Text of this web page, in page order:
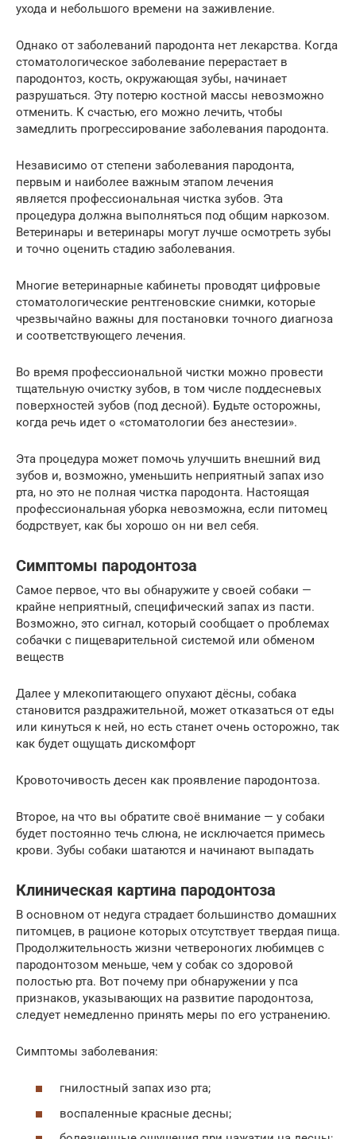
ухода и небольшого времени на заживление.
Однако от заболеваний пародонта нет лекарства. Когда
стоматологическое заболевание перерастает в
пародонтоз, кость, окружающая зубы, начинает
разрушаться. Эту потерю костной массы невозможно
отменить. К счастью, его можно лечить, чтобы
замедлить прогрессирование заболевания пародонта.
Независимо от степени заболевания пародонта,
первым и наиболее важным этапом лечения
является профессиональная чистка зубов. Эта
процедура должна выполняться под общим наркозом.
Ветеринары и ветеринары могут лучше осмотреть зубы
и точно оценить стадию заболевания.
Многие ветеринарные кабинеты проводят цифровые
стоматологические рентгеновские снимки, которые
чрезвычайно важны для постановки точного диагноза
и соответствующего лечения.
Во время профессиональной чистки можно провести
тщательную очистку зубов, в том числе поддесневых
поверхностей зубов (под десной). Будьте осторожны,
когда речь идет о «стоматологии без анестезии».
Эта процедура может помочь улучшить внешний вид
зубов и, возможно, уменьшить неприятный запах изо
рта, но это не полная чистка пародонта. Настоящая
профессиональная уборка невозможна, если питомец
бодрствует, как бы хорошо он ни вел себя.
Симптомы пародонтоза
Самое первое, что вы обнаружите у своей собаки —
крайне неприятный, специфический запах из пасти.
Возможно, это сигнал, который сообщает о проблемах
собачки с пищеварительной системой или обменом
веществ
Далее у млекопитающего опухают дёсны, собака
становится раздражительной, может отказаться от еды
или кинуться к ней, но есть станет очень осторожно, так
как будет ощущать дискомфорт
Кровоточивость десен как проявление пародонтоза.
Второе, на что вы обратите своё внимание — у собаки
будет постоянно течь слюна, не исключается примесь
крови. Зубы собаки шатаются и начинают выпадать
Клиническая картина пародонтоза
В основном от недуга страдает большинство домашних
питомцев, в рационе которых отсутствует твердая пища.
Продолжительность жизни четвероногих любимцев с
пародонтозом меньше, чем у собак со здоровой
полостью рта. Вот почему при обнаружении у пса
признаков, указывающих на развитие пародонтоза,
следует немедленно принять меры по его устранению.
Симптомы заболевания:
гнилостный запах изо рта;
воспаленные красные десны;